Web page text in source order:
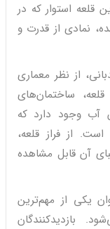
قلعه استوار که در
نمادی از قدرت و
از نظر معماری
ساختمان‌های
آب وجود دارد که
از فراز قلعه،
آن قابل مشاهده
یکی از مهم‌ترین
بازدیدکنندگان